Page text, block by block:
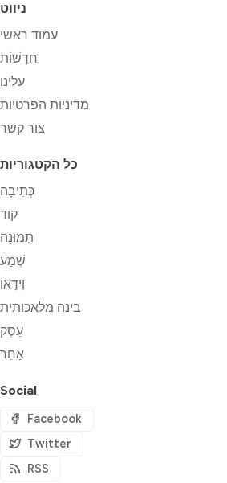
ניווט
עמוד ראשי
חֲדָשׁוֹת
עלינו
מדיניות הפרטיות
צור קשר
כל הקטגוריות
כְּתִיבָה
קוד
תְמוּנָה
שֶׁמַע
וִידֵאוֹ
בינה מלאכותית
עֵסֶק
אַחֵר
Social
Facebook
Twitter
RSS